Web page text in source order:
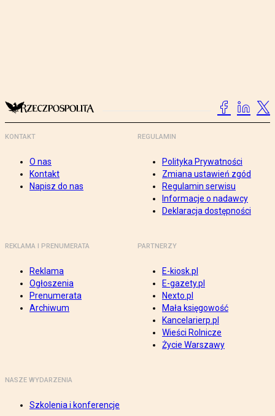
KONTAKT
O nas
Kontakt
Napisz do nas
REGULAMIN
Polityka Prywatności
Zmiana ustawień zgód
Regulamin serwisu
Informacje o nadawcy
Deklaracja dostępności
REKLAMA I PRENUMERATA
Reklama
Ogłoszenia
Prenumerata
Archiwum
PARTNERZY
E-kiosk.pl
E-gazety.pl
Nexto.pl
Mała księgowość
Kancelarierp.pl
Wieści Rolnicze
Życie Warszawy
NASZE WYDARZENIA
Szkolenia i konferencje